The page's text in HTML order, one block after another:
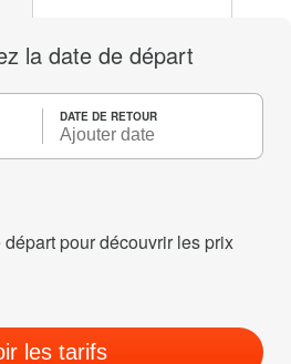
la date de départ
DATE DE RETOUR
pour découvrir les prix
les tarifs